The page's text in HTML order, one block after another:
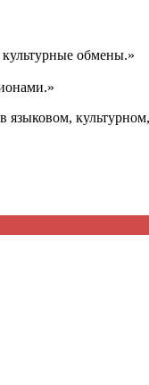
обмены.»